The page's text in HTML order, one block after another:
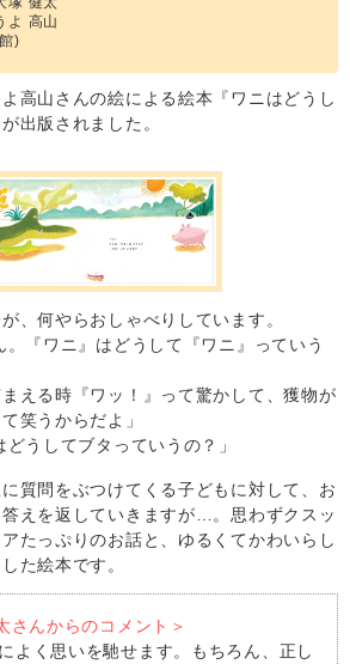
よ 高山
)
高山さんの絵による絵本『ワニはどうし
出版されました。
、何やらおしゃべりしています。
。『ワニ』はどうして『ワニ』っていう
まえる時『ワッ！』って驚かして、獲物が
笑うからだよ」
どうしてブタっていうの？」
に質問をぶつけてくる子どもに対して、お
えを返していきますが…。思わずクスッ
たっぷりのお話と、ゆるくてかわいらし
た絵本です。
さんからのコメント＞
よく思いを馳せます。もちろん、正し